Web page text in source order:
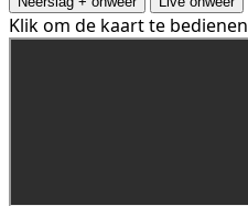
Klik om de kaart te bedienen